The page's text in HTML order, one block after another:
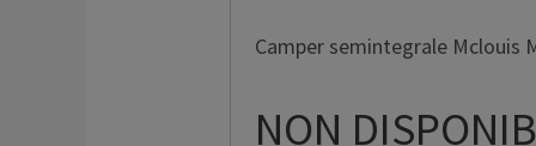
Camper semintegrale Mclouis
NON